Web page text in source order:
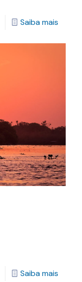
Saiba mais
Saiba mais